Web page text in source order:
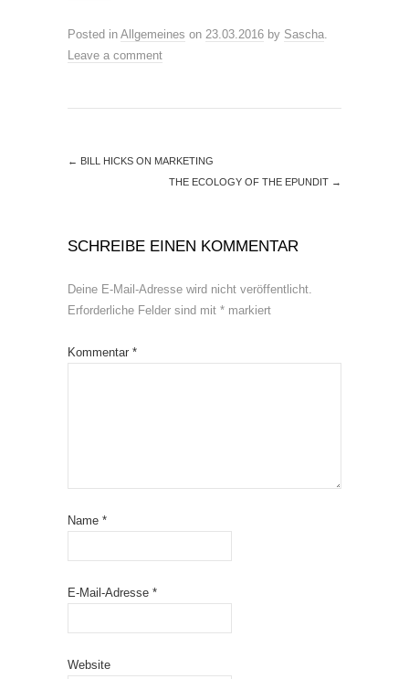
Posted in Allgemeines on 23.03.2016 by Sascha.
Leave a comment
← BILL HICKS ON MARKETING
THE ECOLOGY OF THE EPUNDIT →
SCHREIBE EINEN KOMMENTAR
Deine E-Mail-Adresse wird nicht veröffentlicht.
Erforderliche Felder sind mit * markiert
Kommentar *
Name *
E-Mail-Adresse *
Website